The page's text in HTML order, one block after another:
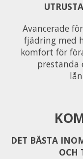
Avancerade
fjädring med
komfort för
prestanda
DET BÄSTA
OCH